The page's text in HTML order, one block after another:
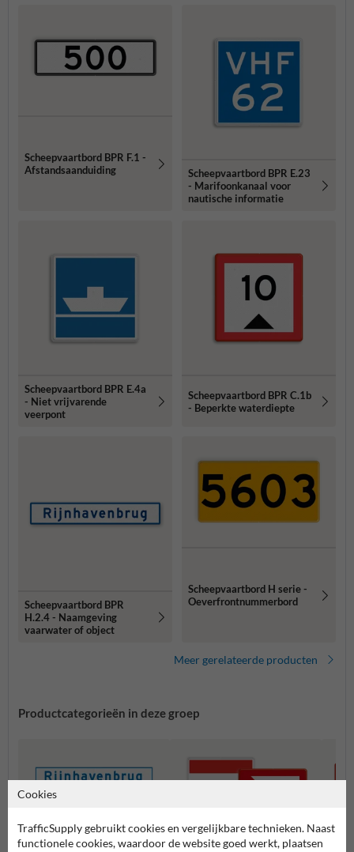
Scheepvaartbord BPR F.1 -
Afstandsaanduiding
Scheepvaartbord BPR E.23
- Marifoonkanaal voor
nautische informatie
Scheepvaartbord BPR E.4a
- Niet vrijvarende
veerpont
Scheepvaartbord BPR C.1b
- Beperkte waterdiepte
Scheepvaartbord BPR
H.2.4 - Naamgeving
vaarwater of object
Scheepvaartbord H serie -
Oeverfrontnummerbord
Meer gerelateerde producten
Productcategorieën in deze groep
Cookies
TrafficSupply gebruikt cookies en vergelijkbare technieken. Naast
functionele cookies, waardoor de website goed werkt, plaatsen